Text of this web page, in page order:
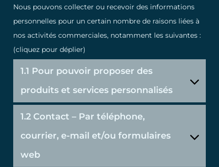
Nous pouvons collecter ou recevoir des informations
personnelles pour un certain nombre de raisons liées à
nos activités commerciales, notamment les suivantes :
(cliquez pour déplier)
1.1 Pour pouvoir proposer des
produits et services personnalisés
1.2 Contact – Par téléphone,
courrier, e-mail et/ou formulaires
web